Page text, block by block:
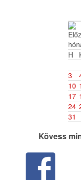
H
3
10
17
24
31
Kövess